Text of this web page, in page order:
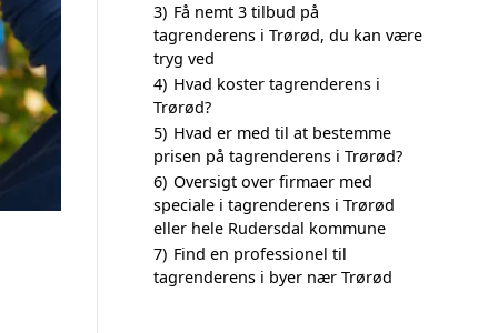
3) Få nemt 3 tilbud på
tagrenderens i Trørød, du kan være
tryg ved
4) Hvad koster tagrenderens i
Trørød?
5) Hvad er med til at bestemme
prisen på tagrenderens i Trørød?
6) Oversigt over firmaer med
speciale i tagrenderens i Trørød
eller hele Rudersdal kommune
7) Find en professionel til
tagrenderens i byer nær Trørød